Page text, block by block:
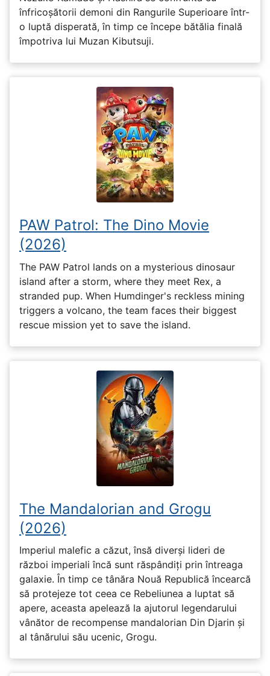
înfricoșătorii demoni din Rangurile Superioare într-
o luptă disperată, în timp ce începe bătălia finală
împotriva lui Muzan Kibutsuji.
PAW Patrol: The Dino Movie
(2026)
The PAW Patrol lands on a mysterious dinosaur
island after a storm, where they meet Rex, a
stranded pup. When Humdinger's reckless mining
triggers a volcano, the team faces their biggest
rescue mission yet to save the island.
The Mandalorian and Grogu
(2026)
Imperiul malefic a căzut, însă diverși lideri de
război imperiali încă sunt răspândiți prin întreaga
galaxie. În timp ce tânăra Nouă Republică încearcă
să protejeze tot ceea ce Rebeliunea a luptat să
apere, aceasta apelează la ajutorul legendarului
vânător de recompense mandalorian Din Djarin și
al tânărului său ucenic, Grogu.